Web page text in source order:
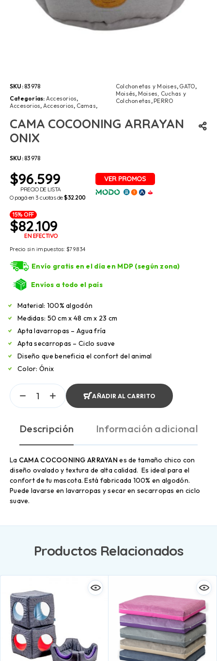
SKU:83978
Categorías: Accesorios,
Accesorios, Accesorios, Camas,
Colchonetas y Moises, GATO,
Moisés, Moises, Cuchas y
Colchonetas ,PERRO
CAMA COCOONING ARRAYAN
ONIX
SKU:83978
$96.599
PRECIO DE LISTA
O pagá en 3 cuotas de$32.200
15% OFF
$82.109
EN EFECTIVO
Precio sin impuestos:$79.834
Envío gratis en el día en MDP (según zona)
Envíos a todo el país
Material: 100% algodón
Medidas: 50 cm x 48 cm x 23 cm
Apta lavarropas – Agua fría
Apta secarropas – Ciclo suave
Diseño que beneficia el confort del animal
Color: Ónix
AÑADIR AL CARRITO
Descripción Información adicional
La CAMA COCOONING ARRAYANes de tamaño chico con
diseño ovalado y textura de alta calidad. Es ideal para el
confort de tu mascota. Está fabricada 100% en algodón.
Puede lavarse en lavarropas y secar en secarropas en ciclo
suave.
Productos Relacionados